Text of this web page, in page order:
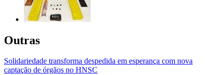
Outras
Solidariedade transforma despedida em esperança com nova
captação de órgãos no HNSC